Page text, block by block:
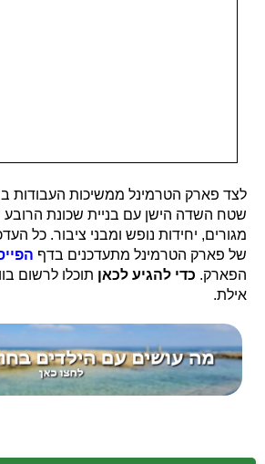
לצד פארק הטרמינל ממשיכות העבודות
שטח השדה הישן עם בניית שכונת הרובע
מגורים, יחידות נופש ומבני ציבור. כל
של פארק הטרמינל מתעדכנים בדף
הפארק. כדי להגיע לכאן תוכלו לרשום
אילת.